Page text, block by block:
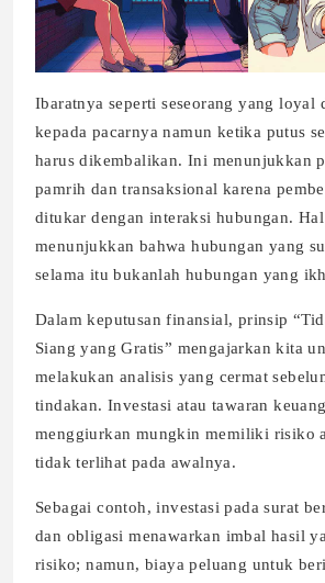
Ibaratnya seperti seseorang yang loyal
kepada pacarnya namun ketika putus
harus dikembalikan. Ini menunjukkan
pamrih dan transaksional karena
ditukar dengan interaksi hubungan.
menunjukkan bahwa hubungan yang
selama itu bukanlah hubungan yang
Dalam keputusan finansial, prinsip
Siang yang Gratis” mengajarkan kita
melakukan analisis yang cermat
tindakan. Investasi atau tawaran
menggiurkan mungkin memiliki risiko
tidak terlihat pada awalnya.
Sebagai contoh, investasi pada surat
dan obligasi menawarkan imbal hasil
risiko; namun, biaya peluang untuk